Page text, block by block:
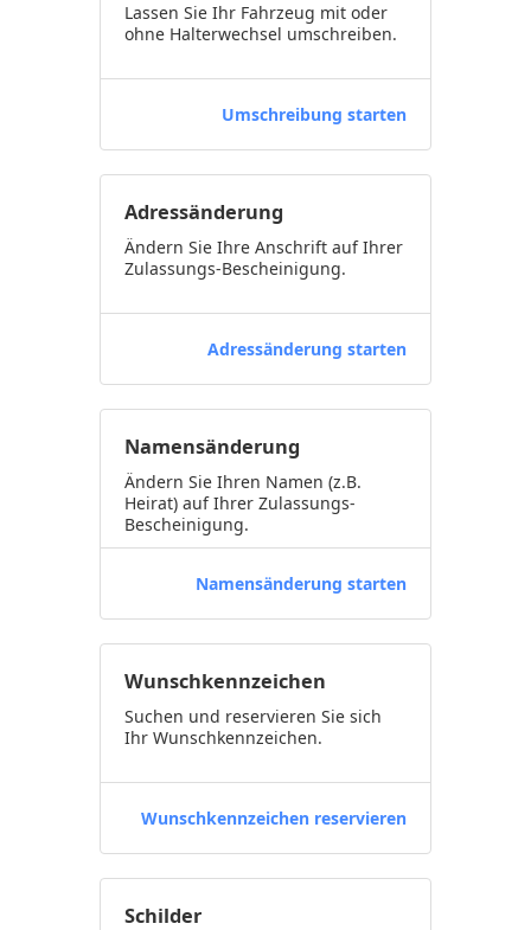
Lassen Sie Ihr Fahrzeug mit oder
ohne Halterwechsel umschreiben.
Umschreibung starten
Adressänderung
Ändern Sie Ihre Anschrift auf Ihrer
Zulassungs-Bescheinigung.
Adressänderung starten
Namensänderung
Ändern Sie Ihren Namen (z.B.
Heirat) auf Ihrer Zulassungs-
Bescheinigung.
Namensänderung starten
Wunschkennzeichen
Suchen und reservieren Sie sich
Ihr Wunschkennzeichen.
Wunschkennzeichen reservieren
Schilder